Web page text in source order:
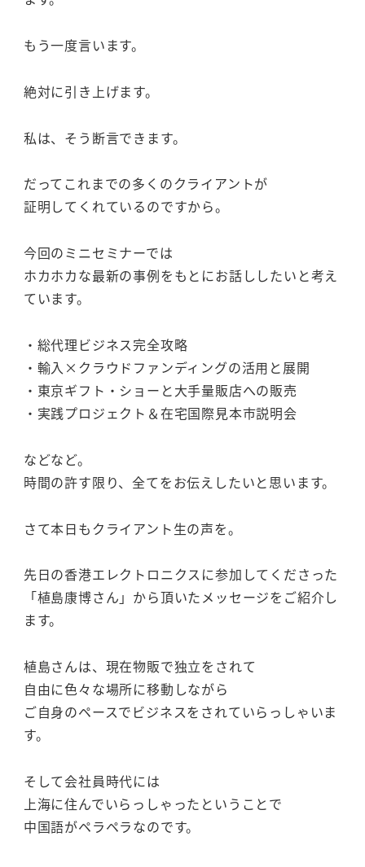
もう一度言います。
絶対に引き上げます。
私は、そう断言できます。
だってこれまでの多くのクライアントが
証明してくれているのですから。
今回のミニセミナーでは
ホカホカな最新の事例をもとにお話ししたいと考え
ています。
・総代理ビジネス完全攻略
・輸入×クラウドファンディングの活用と展開
・東京ギフト・ショーと大手量販店への販売
・実践プロジェクト＆在宅国際見本市説明会
などなど。
時間の許す限り、全てをお伝えしたいと思います。
さて本日もクライアント生の声を。
先日の香港エレクトロニクスに参加してくださった
「植島康博さん」から頂いたメッセージをご紹介し
ます。
植島さんは、現在物販で独立をされて
自由に色々な場所に移動しながら
ご自身のペースでビジネスをされていらっしゃいま
す。
そして会社員時代には
上海に住んでいらっしゃったということで
中国語がペラペラなのです。